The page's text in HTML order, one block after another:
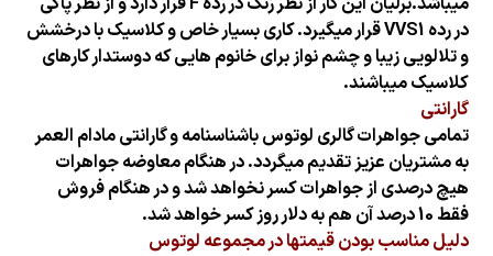
در رده VVS1 قرار میگیرد. کاری بسیار خاص و کلاسیک با درخشش
و تلالویی زیبا و چشم نواز برای خانوم هایی که دوستدار کارهای
کلاسیک میباشند.
گارانتی
تمامی جواهرات گالری لوتوس باشناسنامه و گارانتی مادام العمر
به مشتریان عزیز تقدیم میگردد. در هنگام معاوضه جواهرات
هیچ درصدی از جواهرات کسر نخواهد شد و در هنگام فروش
فقط 10 درصد آن هم به دلار روز کسر خواهد شد.
دلیل مناسب بودن قیمتها در مجموعه لوتوس